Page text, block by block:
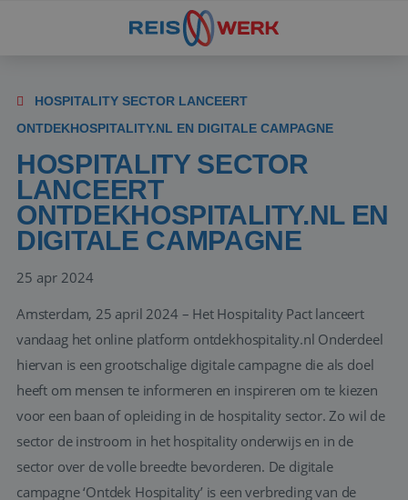
HOSPITALITY SECTOR LANCEERT
ONTDEKHOSPITALITY.NL EN DIGITALE CAMPAGNE
HOSPITALITY SECTOR
LANCEERT
ONTDEKHOSPITALITY.NL EN
DIGITALE CAMPAGNE
25 apr 2024
Amsterdam, 25 april 2024 – Het Hospitality Pact lanceert
vandaag het online platform ontdekhospitality.nl Onderdeel
hiervan is een grootschalige digitale campagne die als doel
heeft om mensen te informeren en inspireren om te kiezen
voor een baan of opleiding in de hospitality sector. Zo wil de
sector de instroom in het hospitality onderwijs en in de
sector over de volle breedte bevorderen. De digitale
campagne ‘Ontdek Hospitality’ is een verbreding van de